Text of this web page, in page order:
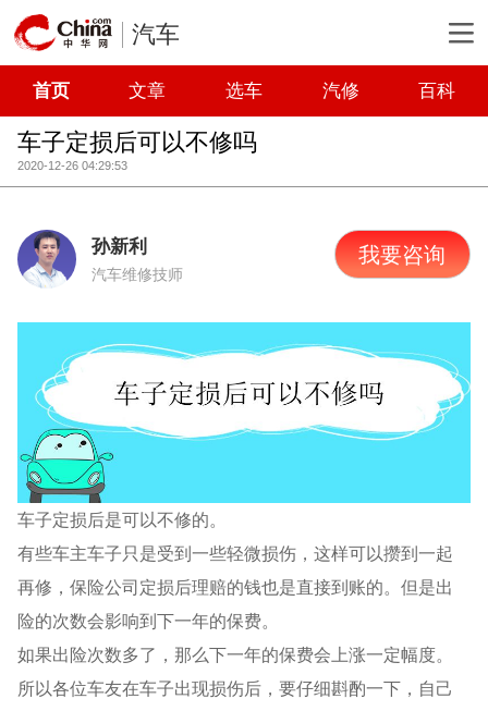
汽车
首页 文章 选车 汽修 百科
车子定损后可以不修吗
2020-12-26 04:29:53
孙新利
汽车维修技师
我要咨询
车子定损后是可以不修的。
有些车主车子只是受到一些轻微损伤，这样可以攒到一起
再修，保险公司定损后理赔的钱也是直接到账的。但是出
险的次数会影响到下一年的保费。
如果出险次数多了，那么下一年的保费会上涨一定幅度。
所以各位车友在车子出现损伤后，要仔细斟酌一下，自己